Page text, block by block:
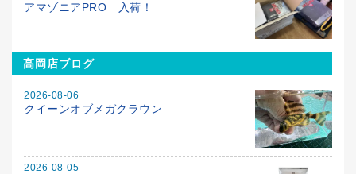
アマゾニアPRO 入荷！
高岡店ブログ
2026-08-06
クイーンオブメガクラウン
2026-08-05